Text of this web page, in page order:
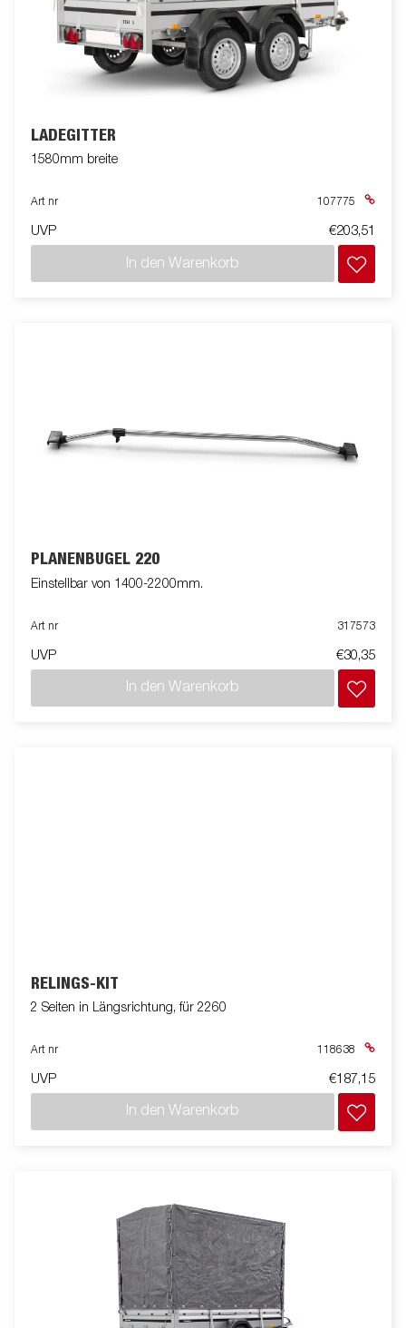
LADEGITTER
1580mm breite
Art nr 107775
UVP €203,51
In den Warenkorb
PLANENBÜGEL 220
Einstellbar von 1400-2200mm.
Art nr 317573
UVP €30,35
In den Warenkorb
RELINGS-KIT
2 Seiten in Längsrichtung, für 2260
Art nr 118638
UVP €187,15
In den Warenkorb